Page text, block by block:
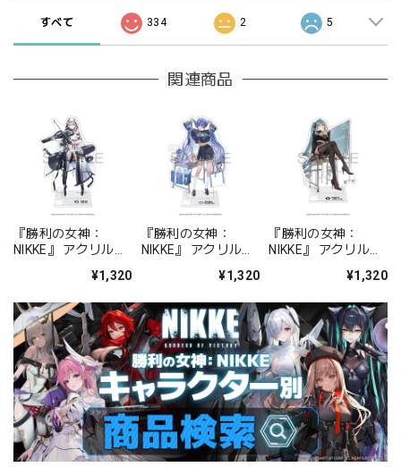
すべて 334 2 5
関連商品
『勝利の女神：
NIKKE』 アクリルス
¥1,320
『勝利の女神：
NIKKE』 アクリルス
ォーチュンメイト
¥1,320
『勝利の女神：
NIKKE』 アクリルス
シャープレッスン
¥1,320